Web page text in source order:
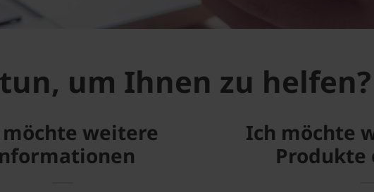
um Ihnen zu helfen?
weitere
Ich möchte
Produkte